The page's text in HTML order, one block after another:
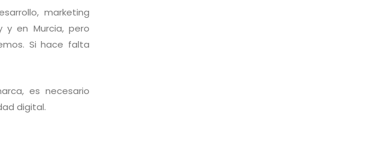
marketing
y en Murcia, pero
Si hace falta
es necesario
digital.